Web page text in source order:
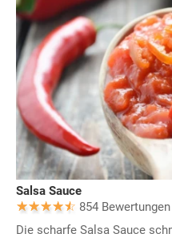
Salsa Sauce
854 Bewertungen
Die scharfe Salsa Sauce